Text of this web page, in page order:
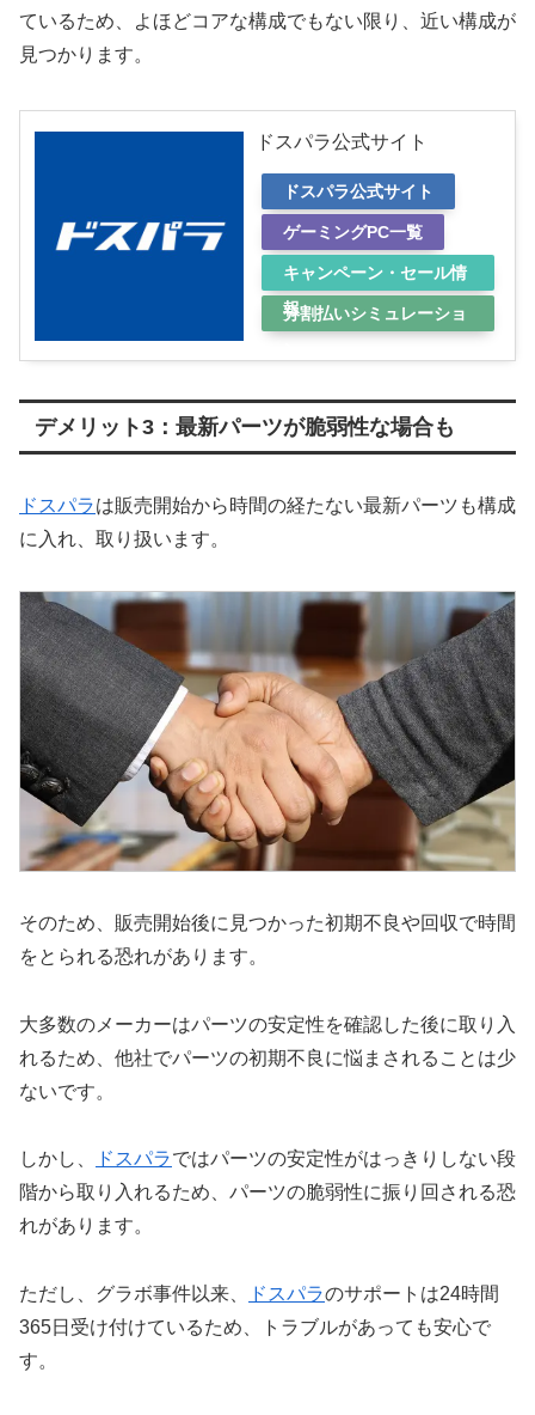
ているため、よほどコアな構成でもない限り、近い構成が
見つかります。
ドスパラ公式サイト
ドスパラ公式サイト
ゲーミングPC一覧
キャンペーン・セール情
報
分割払いシミュレーショ
デメリット3：最新パーツが脆弱性な場合も
ドスパラは販売開始から時間の経たない最新パーツも構成
に入れ、取り扱います。
そのため、販売開始後に見つかった初期不良や回収で時間
をとられる恐れがあります。
大多数のメーカーはパーツの安定性を確認した後に取り入
れるため、他社でパーツの初期不良に悩まされることは少
ないです。
しかし、 ドスパラではパーツの安定性がはっきりしない段
階から取り入れるため、パーツの脆弱性に振り回される恐
れがあります。
ただし、グラボ事件以来、 ドスパラのサポートは24時間
365日受け付けているため、トラブルがあっても安心で
す。